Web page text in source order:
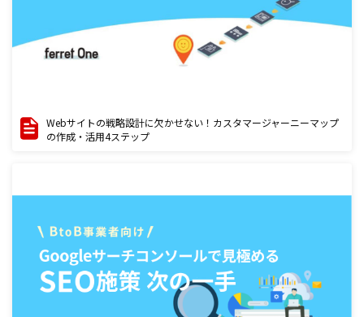
Webサイトの戦略設計に欠かせない！カスタマージャーニーマップ
の作成・活用4ステップ